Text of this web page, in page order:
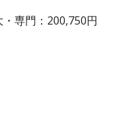
専門：200,750円